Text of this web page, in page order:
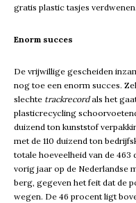
gratis plastic tasjes verdwenen.
Enorm succes
De vrijwillige gescheiden
nog toe een enorm succes.
slechte trackrecordals het
plasticrecycling
duizend ton kunststof
met de 110 duizend ton
totale hoeveelheid van de
vorig jaar op de Nederlandse
berg, gegeven het feit dat de
wegen. De 46 procent ligt